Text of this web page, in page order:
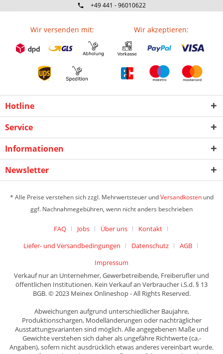
+49 441 - 96010622
Wir versenden mit: Wir akzeptieren:
Hotline
Service
Informationen
Newsletter
* Alle Preise verstehen sich zzgl. Mehrwertsteuer undVersandkostenund
ggf. Nachnahmegebühren, wenn nicht anders beschrieben
FAQ Jobs Über uns
Kontakt
Liefer- und Versandbedingungen
Datenschutz
AGB
Impressum
Verkauf nur an Unternehmer, Gewerbetreibende, Freiberufler und
öffentlichen Institutionen. Kein Verkauf an Verbraucher i.S.d. § 13
BGB. © 2023 Meinex Onlineshop - All Rights Reserved.
Abweichungen aufgrund unterschiedlicher Baujahre,
Produktionschargen, Modelländerungen oder nachträglicher
Ausstattungsvarianten sind möglich. Alle angegebenen Maße und
Gewichte verstehen sich daher als ungefähre Richtwerte (ca.-
Angaben), sofern nicht ausdrücklich etwas anderes vereinbart wurde.